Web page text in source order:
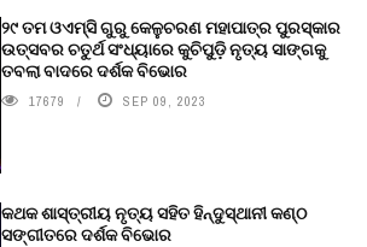
୨୯ ତମ ଓଏମ୍‌ସି ଗୁରୁ କେଳୁଚରଣ ମହାପାତ୍ର ପୁରସ୍କାର
ଉତ୍ସବର ଚତୁର୍ଥ ସଂଧ୍ୟାରେ କୁଚିପୁଡ଼ି ନୃତ୍ୟ ସାଙ୍ଗକୁ
ତବଲା ବାଦରେ ଦର୍ଶକ ବିଭୋର
17679 SEP 09, 2023
କଥକ ଶାସ୍ତ୍ରୀୟ ନୃତ୍ୟ ସହିତ ହିନ୍ଦୁସ୍ଥାନୀ କଣ୍ଠ
ସଙ୍ଗୀତରେ ଦର୍ଶକ ବିଭୋର